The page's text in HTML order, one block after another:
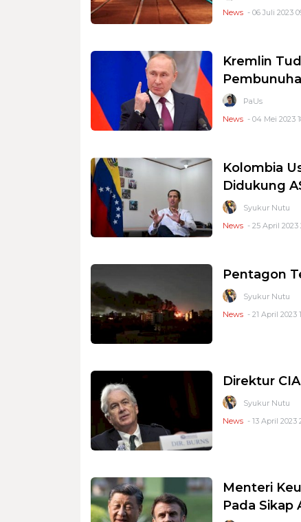
News - 06 Juli 2023
Kremlin
PaUs
News - 04 Mei 2023
Kolombia
Didukung
Syukur Nutu
News - 25 April 2023
Pentagon
Syukur Nutu
News - 21 April 2023
Direktur
Syukur Nutu
News - 13 April 2023
Menteri
Pada Sikap